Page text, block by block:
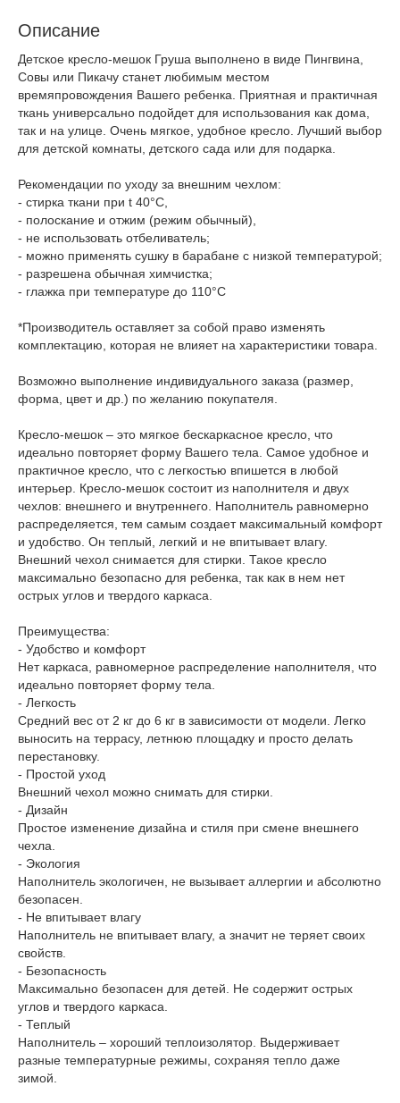
Описание
Детское кресло-мешок Груша выполнено в виде Пингвина,
Совы или Пикачу станет любимым местом
времяпровождения Вашего ребенка. Приятная и практичная
ткань универсально подойдет для использования как дома,
так и на улице. Очень мягкое, удобное кресло. Лучший выбор
для детской комнаты, детского сада или для подарка.
Рекомендации по уходу за внешним чехлом:
- стирка ткани при t 40°С,
- полоскание и отжим (режим обычный),
- не использовать отбеливатель;
- можно применять сушку в барабане с низкой температурой;
- разрешена обычная химчистка;
- глажка при температуре до 110°С
*Производитель оставляет за собой право изменять
комплектацию, которая не влияет на характеристики товара.
Возможно выполнение индивидуального заказа (размер,
форма, цвет и др.) по желанию покупателя.
Кресло-мешок – это мягкое бескаркасное кресло, что
идеально повторяет форму Вашего тела. Самое удобное и
практичное кресло, что с легкостью впишется в любой
интерьер. Кресло-мешок состоит из наполнителя и двух
чехлов: внешнего и внутреннего. Наполнитель равномерно
распределяется, тем самым создает максимальный комфорт
и удобство. Он теплый, легкий и не впитывает влагу.
Внешний чехол снимается для стирки. Такое кресло
максимально безопасно для ребенка, так как в нем нет
острых углов и твердого каркаса.
Преимущества:
- Удобство и комфорт
Нет каркаса, равномерное распределение наполнителя, что
идеально повторяет форму тела.
- Легкость
Средний вес от 2 кг до 6 кг в зависимости от модели. Легко
выносить на террасу, летнюю площадку и просто делать
перестановку.
- Простой уход
Внешний чехол можно снимать для стирки.
- Дизайн
Простое изменение дизайна и стиля при смене внешнего
чехла.
- Экология
Наполнитель экологичен, не вызывает аллергии и абсолютно
безопасен.
- Не впитывает влагу
Наполнитель не впитывает влагу, а значит не теряет своих
свойств.
- Безопасность
Максимально безопасен для детей. Не содержит острых
углов и твердого каркаса.
- Теплый
Наполнитель – хороший теплоизолятор. Выдерживает
разные температурные режимы, сохраняя тепло даже
зимой.